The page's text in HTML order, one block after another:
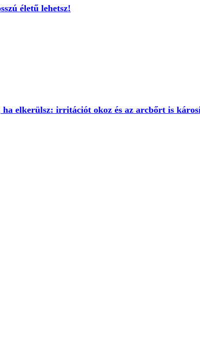
életű lehetsz!
elkerülsz: irritációt okoz és az arcbőrt is